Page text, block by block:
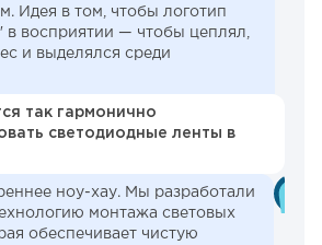
Идея в том, чтобы логотип
в восприятии — чтобы цеплял,
и выделялся среди
так гармонично
светодиодные ленты в
ноу-хау. Мы разработали
монтажа световых
обеспечивает чистую